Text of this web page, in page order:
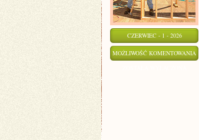
CZERWIEC - 1 - 2026
MOŻLIWOŚĆ KOMENTOWANIA